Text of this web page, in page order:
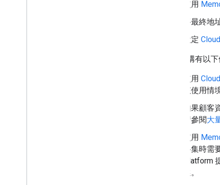
使用
將最終地
設定
這個架構有以下
使用
該使用情
如果顧客
請參閱大
使用
料集時
Platform
選。